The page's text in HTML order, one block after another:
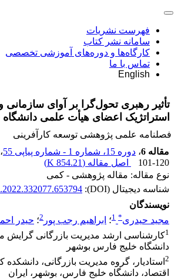
فهرست نشریات
سامانه نشر کتاب
کارگاه‌ها و دوره‌های آموزشی تخصصی
تماس با ما
English
تأثیر رهبری تحول‌گرا بر آوای سازمانی
استراتژیک اعضای هیأت علمی
فصلنامه علمی پژوهشی توسعه کارآفرینی
مقاله 6
، دوره 15، شماره 1 - شماره پیاپی 55
101-120
اصل مقاله (854.21 K
)
نوع مقاله: مقاله پژوهشی - کمی
شناسه دیجیتال (DOI):
نویسندگان
مجید حیدری*
1؛ ابراهیم رجب پور 2؛ حیدر
1کارشناسی ارشد مدیریت بازرگانی گرایش
دانشگاه خلیج فارس بوشهر
2 استادیار، گروه مدیریت بازرگانی،
اقتصاد، دانشگاه خلیج فارس، بوشهر، ایران